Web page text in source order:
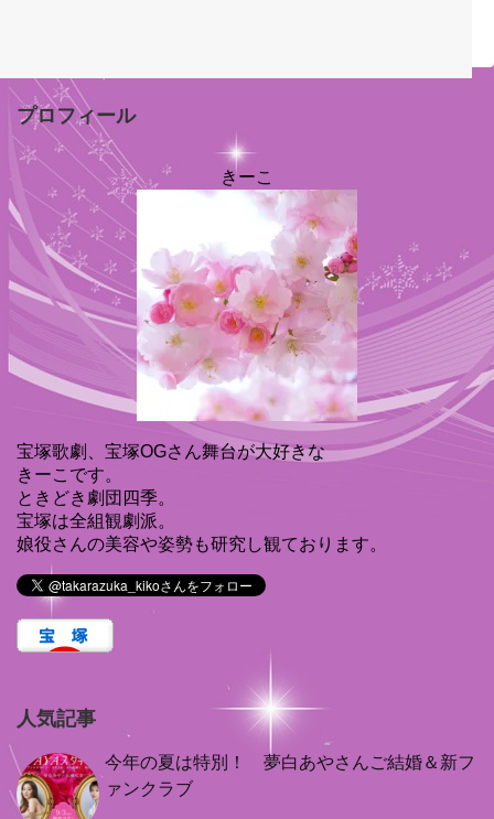
プロフィール
きーこ
宝塚歌劇、宝塚OGさん舞台が大好きな
きーこです。
ときどき劇団四季。
宝塚は全組観劇派。
娘役さんの美容や姿勢も研究し観ております。
人気記事
今年の夏は特別！ 夢白あやさんご結婚＆新フ
ァンクラブ